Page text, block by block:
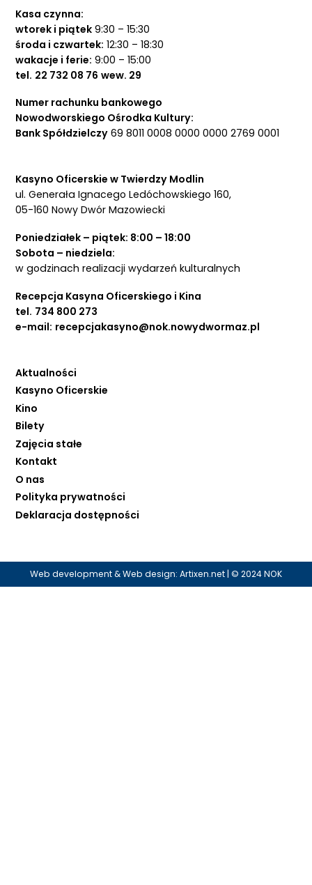
Kasa czynna:
wtorek i piątek9:30 – 15:30
środa i czwartek: 12:30 – 18:30
wakacje i ferie: 9:00 – 15:00
tel. 22 732 08 76 wew. 29
Numer rachunku bankowego
Nowodworskiego Ośrodka Kultury:
Bank Spółdzielczy69 8011 0008 0000 0000 2769 0001
Kasyno Oficerskie w Twierdzy Modlin
ul. Generała Ignacego Ledóchowskiego 160,
05-160 Nowy Dwór Mazowiecki
Poniedziałek – piątek: 8:00 – 18:00
Sobota – niedziela:
w godzinach realizacji wydarzeń kulturalnych
Recepcja Kasyna Oficerskiego i Kina
tel. 734 800 273
e-mail: recepcjakasyno@nok.nowydwormaz.pl
Aktualności
Kasyno Oficerskie
Kino
Bilety
Zajęcia stałe
Kontakt
O nas
Polityka prywatności
Deklaracja dostępności
Web development & Web design: Artixen.net | © 2024 NOK